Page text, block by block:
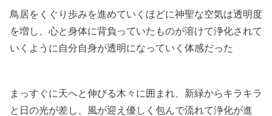
鳥居をくぐり歩みを進めていくほどに神聖な空気は透明度
を増し、心と身体に背負っていたものが溶けて浄化されて
いくように自分自身が透明になっていく体感だった
まっすぐに天へと伸びる木々に囲まれ、新緑からキラキラ
と日の光が差し、風が迎え優しく包んで流れて浄化が進